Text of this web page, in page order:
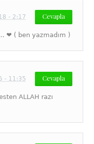
Cevapla
- 2:17
❤️ ( ben yazmadım )
Cevapla
- 11:35
ALLAH razı